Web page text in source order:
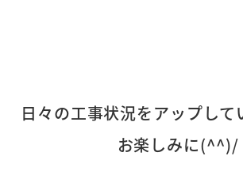
日々の工事状況をアップして
お楽しみに(^^)/